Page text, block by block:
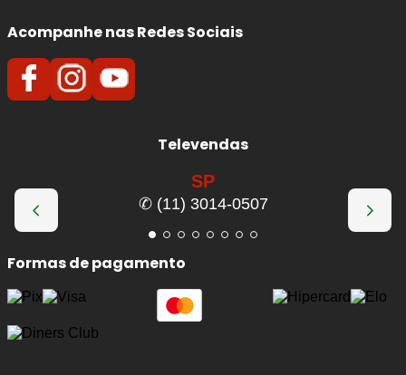
Acompanhe nas Redes Sociais
Televendas
SP
✆ (11) 3014-0507
Formas de pagamento